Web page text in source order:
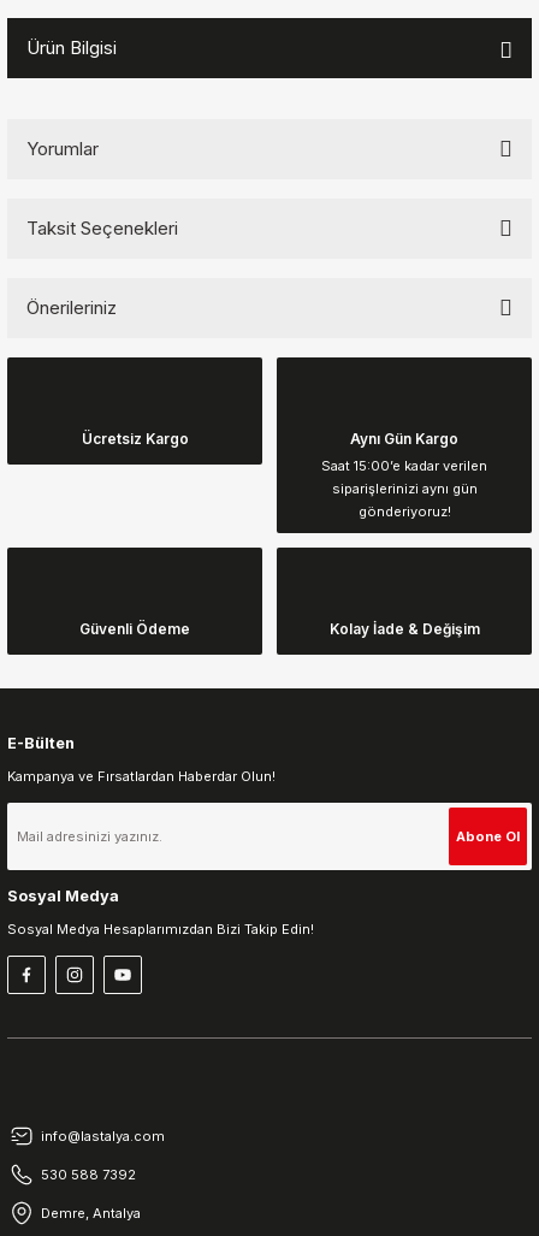
Ürün Bilgisi
Yorumlar
Taksit Seçenekleri
Önerileriniz
Görüş ve önerileriniz için teşekkür ederiz.
Ürün resmi kalitesiz, bozuk veya görüntülenemiyor.
Ürün açıklamasında eksik bilgiler bulunuyor.
Gönder
Ücretsiz Kargo Aynı Gün Kargo
Saat 15:00’e kadar verilen
siparişlerinizi aynı gün
gönderiyoruz!
Güvenli Ödeme Kolay İade & Değişim
E-Bülten
Kampanya ve Fırsatlardan Haberdar Olun!
Abone Ol
Sosyal Medya
Sosyal Medya Hesaplarımızdan Bizi Takip Edin!
info@lastalya.com
530 588 7392
Demre, Antalya